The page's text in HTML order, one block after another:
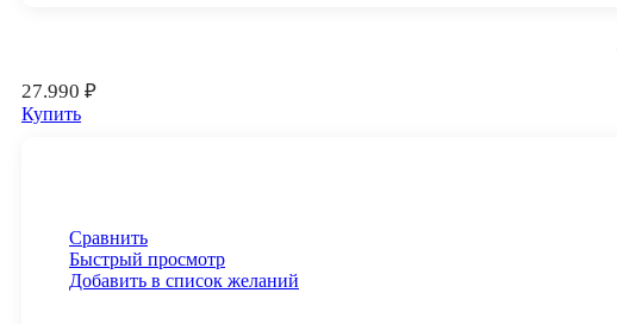
27.990 ₽
Купить
Сравнить
Быстрый просмотр
Добавить в список желаний